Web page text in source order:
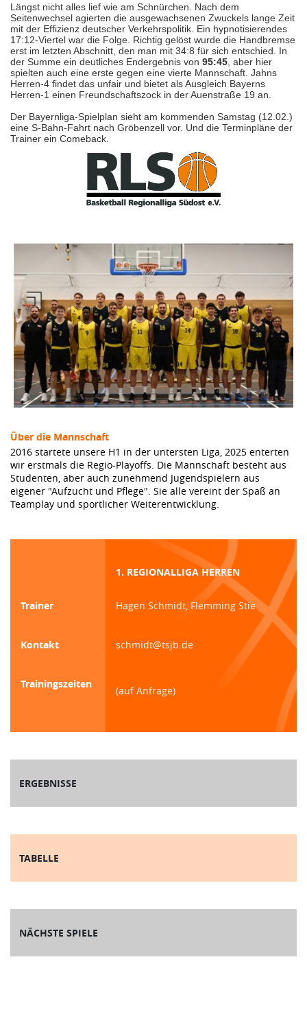
Längst nicht alles lief wie am Schnürchen. Nach dem
Seitenwechsel agierten die ausgewachsenen Zwuckels lange Zeit
mit der Effizienz deutscher Verkehrspolitik. Ein hypnotisierendes
17:12-Viertel war die Folge. Richtig gelöst wurde die Handbremse
erst im letzten Abschnitt, den man mit 34:8 für sich entschied. In
der Summe ein deutliches Endergebnis von 95:45 , aber hier
spielten auch eine erste gegen eine vierte Mannschaft. Jahns
Herren-4 findet das unfair und bietet als Ausgleich Bayerns
Herren-1 einen Freundschaftszock in der Auenstraße 19 an.
Der Bayernliga-Spielplan sieht am kommenden Samstag (12.02.)
eine S-Bahn-Fahrt nach Gröbenzell vor. Und die Terminpläne der
Trainer ein Comeback.
Über die Mannschaft
2016 startete unsere H1 in der untersten Liga, 2025 enterten
wir erstmals die Regio-Playoffs. Die Mannschaft besteht aus
Studenten, aber auch zunehmend Jugendspielern aus
eigener "Aufzucht und Pflege". Sie alle vereint der Spaß an
Teamplay und sportlicher Weiterentwicklung.
1. REGIONALLIGA HERREN
Trainer Hagen Schmidt, Flemming Stie
Kontakt schmidt@tsjb.de
Trainingszeiten
(auf Anfrage)
ERGEBNISSE
TABELLE
NÄCHSTE SPIELE